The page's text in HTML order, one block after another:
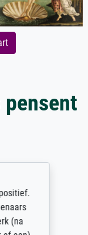
(na